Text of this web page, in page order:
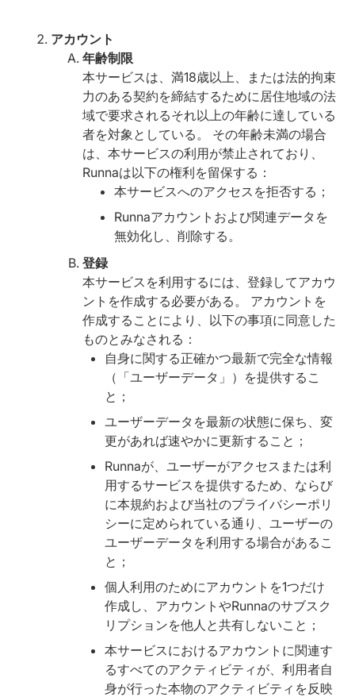
アカウント
年齢制限
本サービスは、満18歳以上、または法的拘束
力のある契約を締結するために居住地域の法
域で要求されるそれ以上の年齢に達している
者を対象としている。 その年齢未満の場合
は、本サービスの利用が禁止されており、
Runnaは以下の権利を留保する：
本サービスへのアクセスを拒否する；
Runnaアカウントおよび関連データを
無効化し、削除する。
登録
本サービスを利用するには、登録してアカウ
ントを作成する必要がある。 アカウントを
作成することにより、以下の事項に同意した
ものとみなされる：
自身に関する正確かつ最新で完全な情報
（「ユーザーデータ」）を提供するこ
と；
ユーザーデータを最新の状態に保ち、変
更があれば速やかに更新すること；
Runnaが、ユーザーがアクセスまたは利
用するサービスを提供するため、ならび
に本規約および当社のプライバシーポリ
シーに定められている通り、ユーザーの
ユーザーデータを利用する場合があるこ
と；
個人利用のためにアカウントを1つだけ
作成し、アカウントやRunnaのサブスク
リプションを他人と共有しないこと；
本サービスにおけるアカウントに関連す
るすべてのアクティビティが、利用者自
身が行った本物のアクティビティを反映